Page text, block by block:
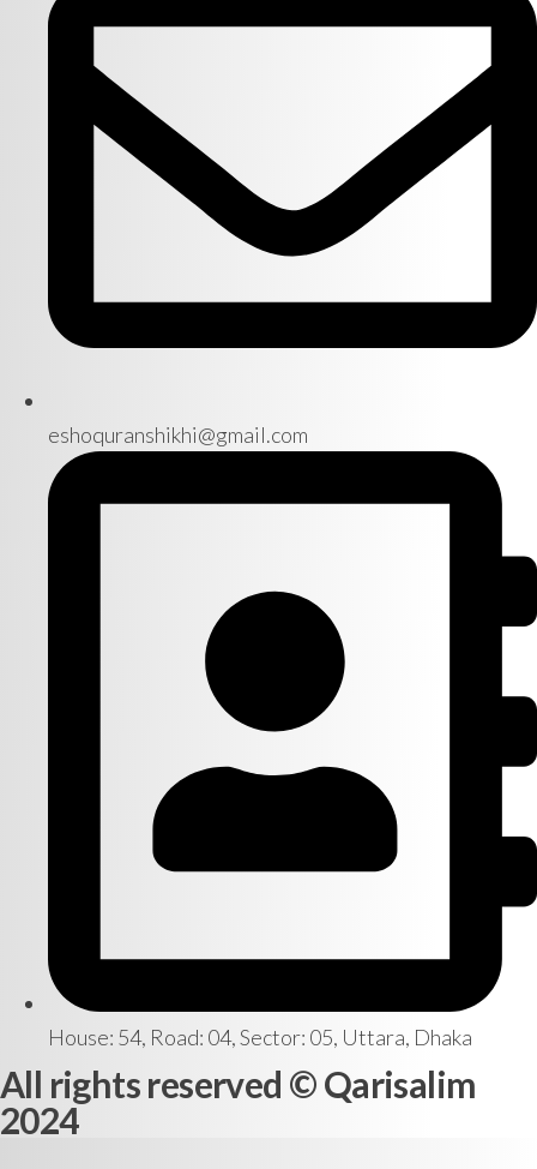
eshoquranshikhi@gmail.com
House: 54, Road: 04, Sector: 05, Uttara, Dhaka
All rights reserved © Qarisalim
2024